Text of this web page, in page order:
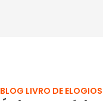
BLOG LIVRO DE ELOGIOS